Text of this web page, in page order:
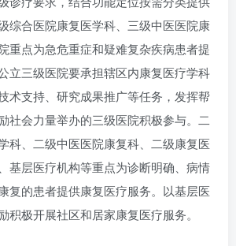
综合医院康复医学科、三级中医医院康
重点为急危重症和疑难复杂疾病患者提
立三级医院要承担辖区内康复医疗学科
术支持、研究成果推广等任务，发挥帮
社会力量举办的三级医院积极参与。二
科、二级中医医院康复科、二级康复医
基层医疗机构等重点为诊断明确、病情
复的患者提供康复医疗服务。以基层医
积极开展社区和居家康复医疗服务。